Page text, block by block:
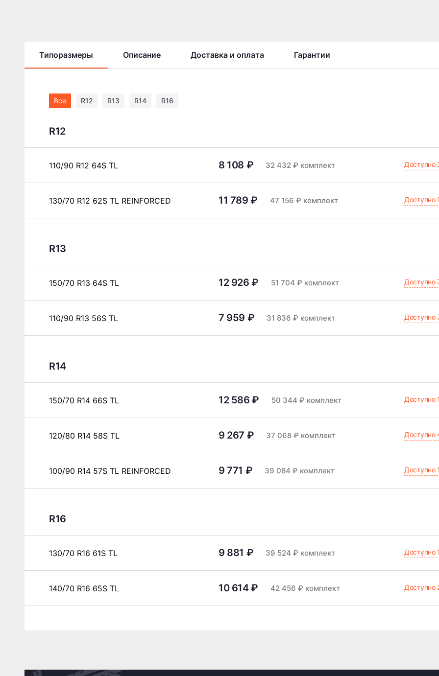
Типоразмеры Описание Доставка и оплата Гарантии
Все R12 R13 R14 R16
R12
110/90 R12 64S TL 8 108 ₽ 32 432 ₽ комплект Доступно
130/70 R12 62S TL REINFORCED 11 789 ₽ 47 156 ₽ комплект Доступно
R13
150/70 R13 64S TL 12 926 ₽ 51 704 ₽ комплект Доступно
110/90 R13 56S TL 7 959 ₽ 31 836 ₽ комплект Доступно
R14
150/70 R14 66S TL 12 586 ₽ 50 344 ₽ комплект Доступно
120/80 R14 58S TL 9 267 ₽ 37 068 ₽ комплект Доступно
100/90 R14 57S TL REINFORCED 9 771 ₽ 39 084 ₽ комплект Доступно
R16
130/70 R16 61S TL 9 881 ₽ 39 524 ₽ комплект Доступно
140/70 R16 65S TL 10 614 ₽ 42 456 ₽ комплект Доступно